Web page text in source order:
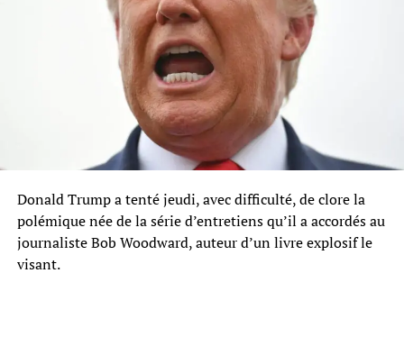
Donald Trump a tenté jeudi, avec difficulté, de clore la
polémique née de la série d’entretiens qu’il a accordés au
journaliste Bob Woodward, auteur d’un livre explosif le
visant.